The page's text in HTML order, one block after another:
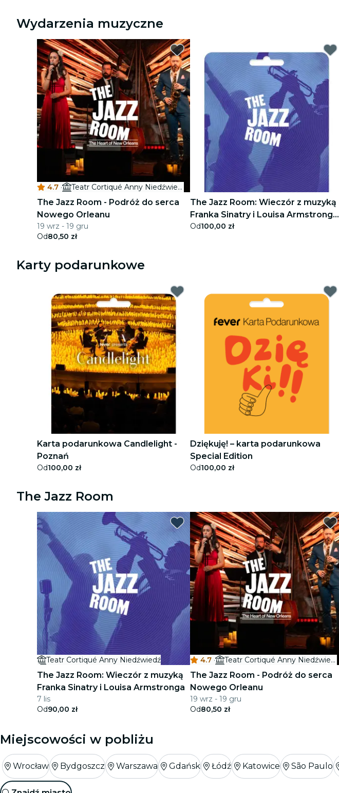
Wydarzenia muzyczne
4.7 · Teatr Cortiqué Anny Niedźwiedź
The Jazz Room - Podróż do serca
Nowego Orleanu
19 wrz - 19 gru
Od80,50 zł
The Jazz Room: Wieczór z muzyką
Franka Sinatry i Louisa Armstronga -
Karta Podarunkowa
Od100,00 zł
Karty podarunkowe
Karta podarunkowa Candlelight -
Poznań
Od100,00 zł
Dziękuję! – karta podarunkowa
Special Edition
Od100,00 zł
The Jazz Room
Teatr Cortiqué Anny Niedźwiedź
The Jazz Room: Wieczór z muzyką
Franka Sinatry i Louisa Armstronga
7 lis
Od90,00 zł
4.7 · Teatr Cortiqué Anny Niedźwiedź
The Jazz Room - Podróż do serca
Nowego Orleanu
19 wrz - 19 gru
Od80,50 zł
Miejscowości w pobliżu
Wrocław Bydgoszcz Warszawa Gdańsk Łódź Katowice São Paulo